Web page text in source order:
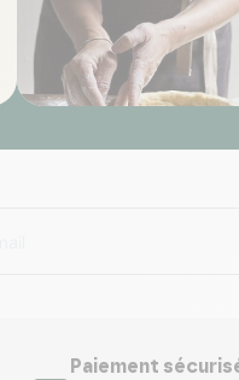
Paiement